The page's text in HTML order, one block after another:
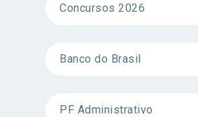
Concursos 2026
Banco do Brasil
PF Administrativo